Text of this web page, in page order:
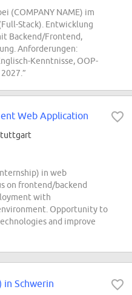
(COMPANY NAME) im
Stack). Entwicklung
Backend/Frontend,
Anforderungen:
Kenntnisse, OOP-
Web Application
in web
on frontend/backend
with
Opportunity to
and improve
Schwerin